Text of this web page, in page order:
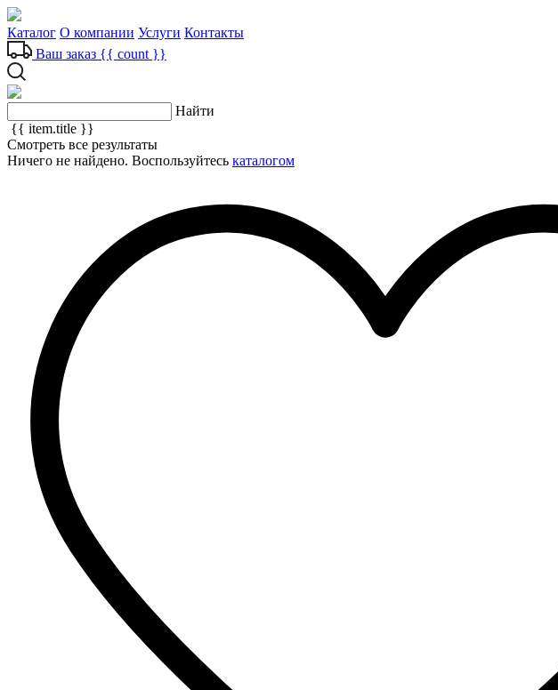
Каталог О компании Услуги Контакты
Ваш заказ {{ count }}
Найти
{{ item.title }}
Смотреть все результаты
Ничего не найдено. Воспользуйтесь каталогом